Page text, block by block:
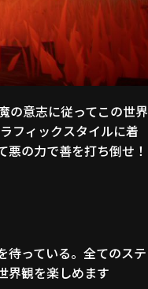
の意志に従ってこの世界
フィックスタイルに着
の力で善を打ち倒せ！
待っている。全てのステ
界観を楽しめます